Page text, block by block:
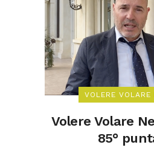
VOLERE VOLARE
Volere Volare
85°